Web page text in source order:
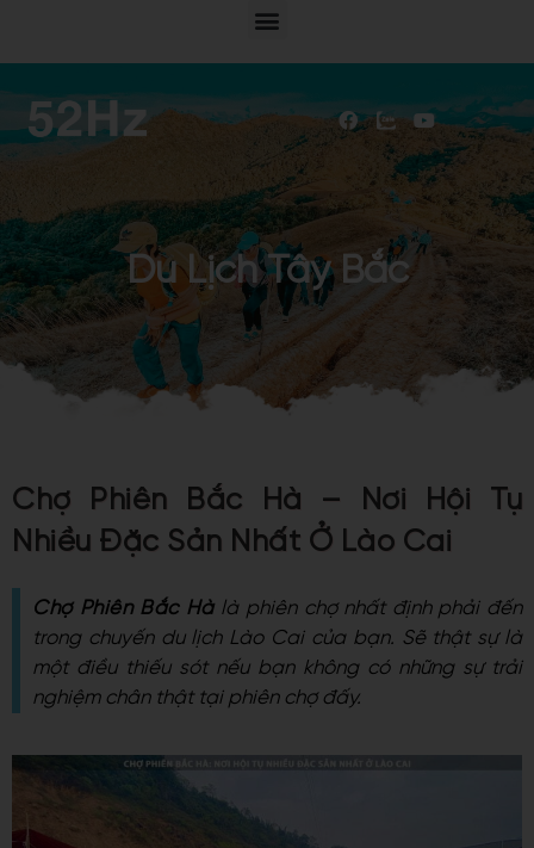
Du Lịch Tây Bắc
Chợ Phiên Bắc Hà – Nơi Hội Tụ
Nhiều Đặc Sản Nhất Ở Lào Cai
Chợ Phiên Bắc Hàlà phiên chợ nhất định phải đến
trong chuyến du lịch Lào Cai của bạn. Sẽ thật sự là
một điều thiếu sót nếu bạn không có những sự trải
nghiệm chân thật tại phiên chợ đấy.